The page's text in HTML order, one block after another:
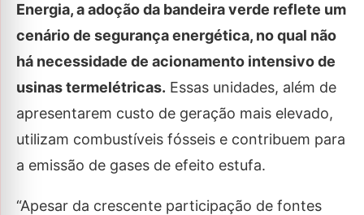
Energia, a adoção da bandeira verde reflete um
cenário de segurança energética, no qual não
há necessidade de acionamento intensivo de
usinas termelétricas. Essas unidades, além de
apresentarem custo de geração mais elevado,
utilizam combustíveis fósseis e contribuem para
a emissão de gases de efeito estufa.
“Apesar da crescente participação de fontes